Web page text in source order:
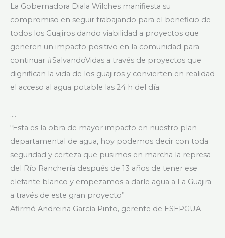
La Gobernadora Diala Wilches manifiesta su
compromiso en seguir trabajando para el beneficio de
todos los Guajiros dando viabilidad a proyectos que
generen un impacto positivo en la comunidad para
continuar #SalvandoVidas a través de proyectos que
dignifican la vida de los guajiros y convierten en realidad
el acceso al agua potable las 24 h del día.
….
“Esta es la obra de mayor impacto en nuestro plan
departamental de agua, hoy podemos decir con toda
seguridad y certeza que pusimos en marcha la represa
del Río Ranchería después de 13 años de tener ese
elefante blanco y empezamos a darle agua a La Guajira
a través de este gran proyecto”
Afirmó Andreina García Pinto, gerente de ESEPGUA